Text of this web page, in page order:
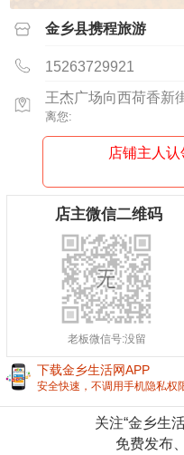
金乡县携程旅游
15263729921
王杰广场向西荷香新
离您:
店铺主人
店主微信二维码
老板微信号:没留
下载金乡生活网APP
安全快速，不调用手机隐私权
关注“金乡生
免费发布